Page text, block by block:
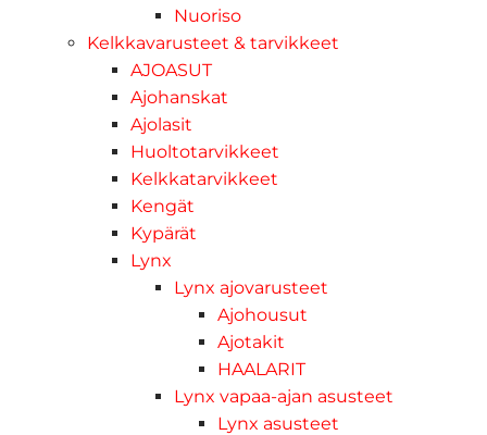
Nuoriso
Kelkkavarusteet & tarvikkeet
AJOASUT
Ajohanskat
Ajolasit
Huoltotarvikkeet
Kelkkatarvikkeet
Kengät
Kypärät
Lynx
Lynx ajovarusteet
Ajohousut
Ajotakit
HAALARIT
Lynx vapaa-ajan asusteet
Lynx asusteet